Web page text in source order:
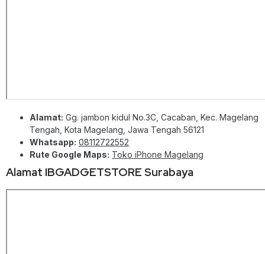
Alamat: Gg. jambon kidul No.3C, Cacaban, Kec. Magelang
Tengah, Kota Magelang, Jawa Tengah 56121
Whatsapp: 08112722552
Rute Google Maps: Toko iPhone Magelang
Alamat IBGADGETSTORE Surabaya